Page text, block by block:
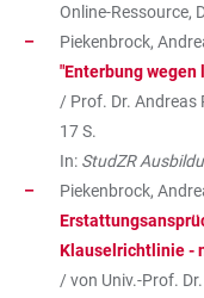
Online-Ressource,
Piekenbrock,
"Enterbung
/ Prof. Dr. Andreas
17 S.
In: StudZR
Piekenbrock,
Klauselrichtlinie -
/ von Univ.-Prof.